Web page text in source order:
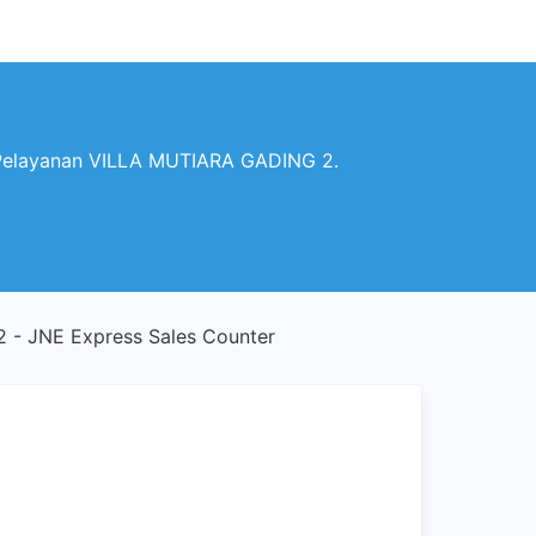
VILLA MUTIARA GADING 2.
- JNE Express Sales Counter